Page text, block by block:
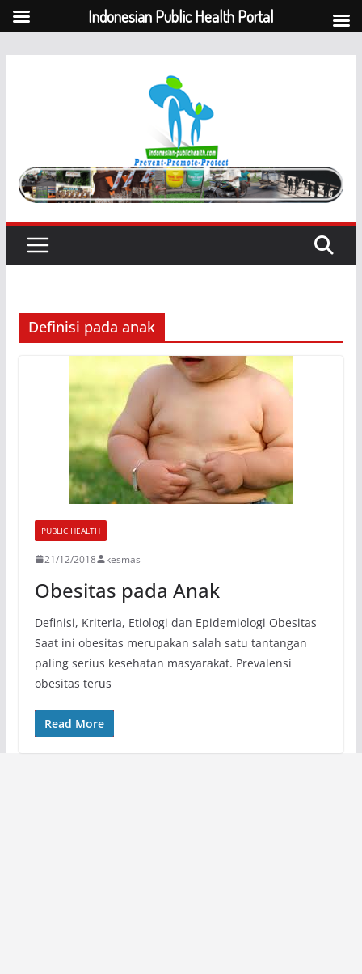
Definisi pada anak
PUBLIC HEALTH
21/12/2018 kesmas
Obesitas pada Anak
Definisi, Kriteria, Etiologi dan Epidemiologi Obesitas
Saat ini obesitas merupakan salah satu tantangan
paling serius kesehatan masyarakat. Prevalensi
obesitas terus
Read More
Indonesian Public Health Portal